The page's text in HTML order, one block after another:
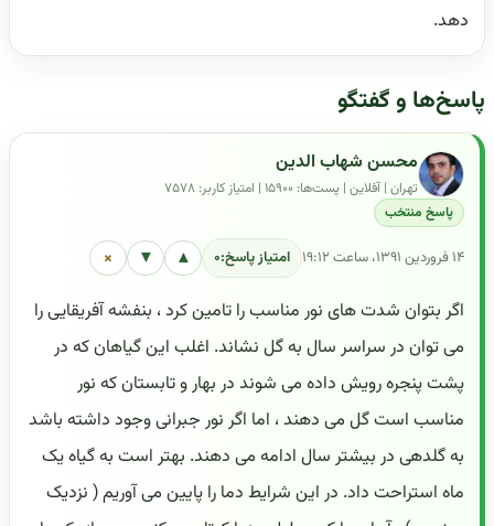
دهد.
پاسخ‌ها و گفتگو
محسن شهاب الدین
تهران | آفلاین | پست‌ها: ۱۵۹۰۰ | امتیاز کاربر: ۷۵۷۸
پاسخ منتخب
۱۴ فروردین ۱۳۹۱، ساعت ۱۹:۱۲ امتیاز پاسخ:۰ ▲
▼
×
اگر بتوان شدت های نور مناسب را تامین کرد ، بنفشه آفریقایی را
می توان در سراسر سال به گل نشاند. اغلب این گیاهان که در
پشت پنجره رویش داده می شوند در بهار و تابستان که نور
مناسب است گل می دهند ، اما اگر نور جبرانی وجود داشته باشد
به گلدهی در بیشتر سال ادامه می دهند. بهتر است به گیاه یک
ماه استراحت داد. در این شرایط دما را پایین می آوریم ( نزدیک